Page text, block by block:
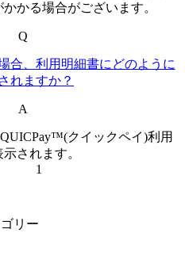
かる場合がございます。
Q
合、利用明細書にどのように
れますか？
A
クイックペイ)利用
されます。
1
リー